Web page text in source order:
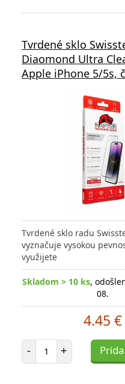
Tvrdené sklo
Diaomond Ultra
Apple iPhone 5/5s,
Tvrdené sklo radu
vyznačuje vysokou
využijete
Skladom > 10 ks,
08.
4.45 €
- Počet položiek
+